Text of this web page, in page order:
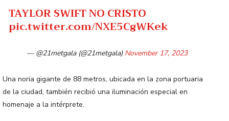
TAYLOR SWIFT NO CRISTO
pic.twitter.com/NXE5CgWKek
— @21metgala (@21metgala) November 17, 2023
Una noria gigante de 88 metros, ubicada en la zona portuaria
de la ciudad, también recibió una iluminación especial en
homenaje a la intérprete.